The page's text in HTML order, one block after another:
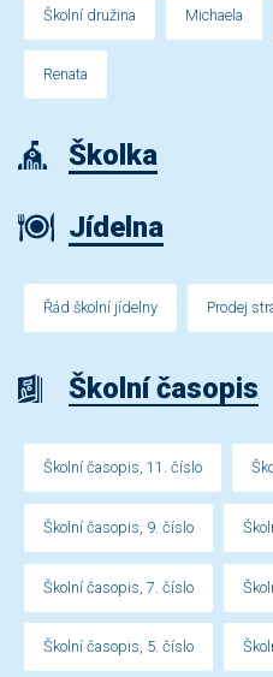
Školní družina Michaela
Renata
Školka
Jídelna
Řád školní jídelny Prodej
Školní časopis
Školní časopis, 11. číslo
Školní časopis, 9. číslo
Školní časopis, 7. číslo
Školní časopis, 5. číslo